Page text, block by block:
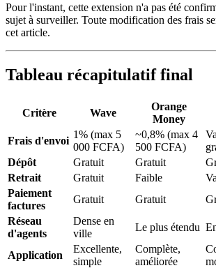
Pour l'instant, cette extension n'a pas été
sujet à surveiller. Toute modification des frais
cet article.
Tableau récapitulatif final
Critère Wave
Orange
Money
Frais d'envoi
1% (max 5
000 FCFA)
~0,8% (max 4
500 FCFA)
Dépôt
Gratuit Gratuit
Retrait
Gratuit Faible
Paiement
factures
Gratuit Gratuit
Réseau
d'agents
Dense en
ville
Le plus étendu
Application
Excellente,
simple
Complète,
améliorée